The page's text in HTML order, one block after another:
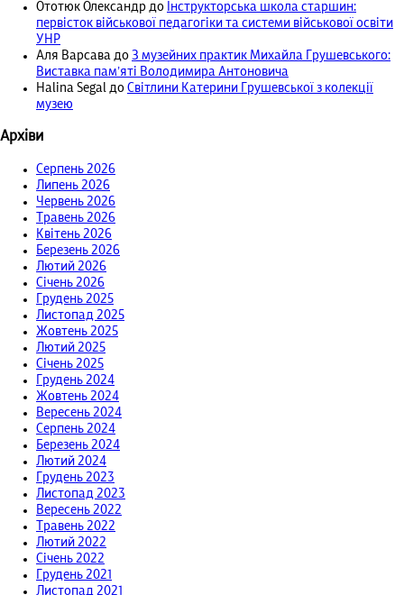
Ототюк Олександр до Інструкторська школа старшин:
первісток військової педагогіки та системи військової освіти
УНР
Аля Варсава до З музейних практик Михайла Грушевського:
Виставка пам’яті Володимира Антоновича
Halina Segal до Світлини Катерини Грушевської з колекції
музею
Архіви
Серпень 2026
Липень 2026
Червень 2026
Травень 2026
Квітень 2026
Березень 2026
Лютий 2026
Січень 2026
Грудень 2025
Листопад 2025
Жовтень 2025
Лютий 2025
Січень 2025
Грудень 2024
Жовтень 2024
Вересень 2024
Серпень 2024
Березень 2024
Лютий 2024
Грудень 2023
Листопад 2023
Вересень 2022
Травень 2022
Лютий 2022
Січень 2022
Грудень 2021
Листопад 2021